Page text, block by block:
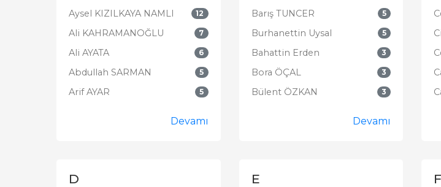
Aysel KIZILKAYA NAMLI 12
Ali KAHRAMANOĞLU 7
Ali AYATA 6
Abdullah SARMAN 5
Arif AYAR 5
Devamı
Barış TUNCER 5
Burhanettin Uysal 5
Bahattin Erden 3
Bora ÖÇAL 3
Bülent ÖZKAN 3
Devamı
D E F